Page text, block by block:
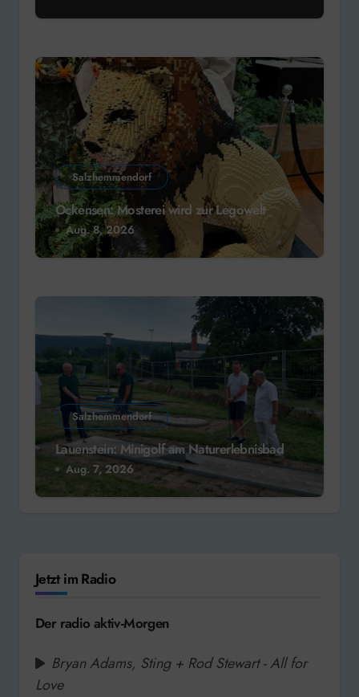
Salzhemmendorf
Ockensen: Mosterei wird zur Legowelt
Aug. 8, 2026
Salzhemmendorf
Lauenstein: Minigolf am Naturerlebnisbad
Aug. 7, 2026
Jetzt im Radio
Der radio aktiv-Morgen
Bryan Adams, Sting + Rod Stewart - All for
Love